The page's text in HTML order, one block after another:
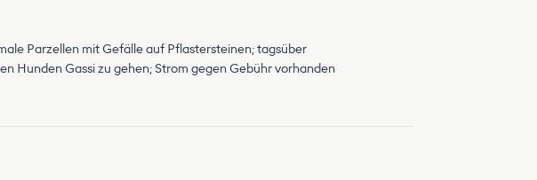
Parzellen mit Gefälle auf Pflastersteinen; tagsüber
Hunden Gassi zu gehen; Strom gegen Gebühr vorhanden